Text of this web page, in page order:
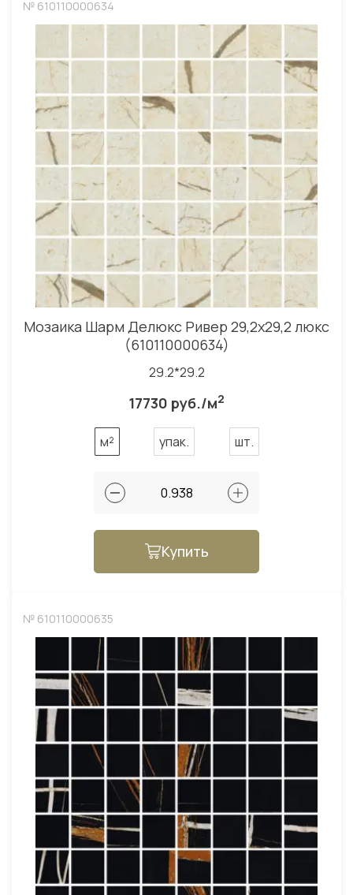
№ 610110000634
Мозаика Шарм Делюкс Ривер 29,2x29,2 люкс
(610110000634)
29.2*29.2
17730 руб./м2
м² упак. шт.
Купить
№ 610110000635